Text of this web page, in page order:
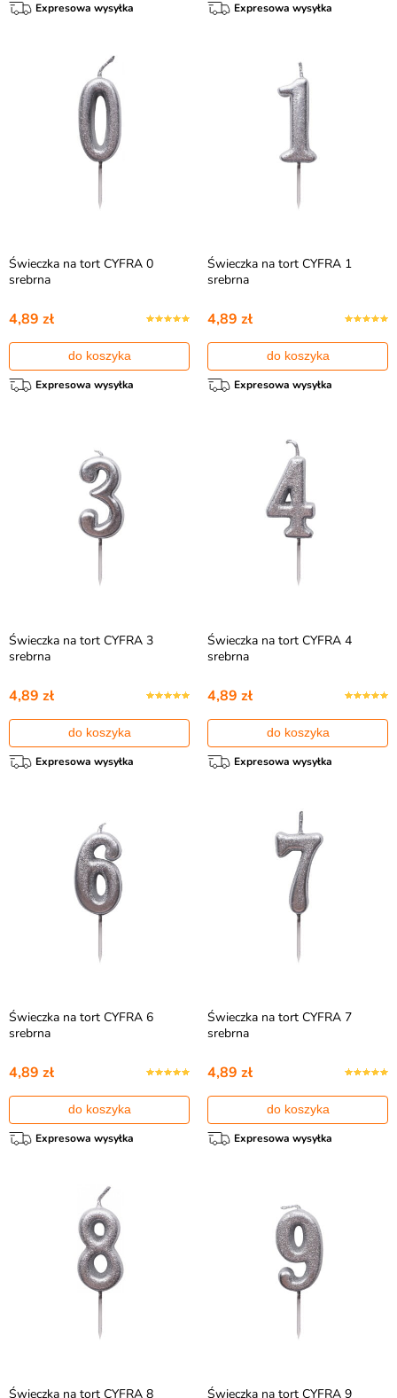
Expresowa wysyłka Expresowa wysyłka
Świeczka na tort CYFRA 0
srebrna
4,89 zł
do koszyka
Expresowa wysyłka
Świeczka na tort CYFRA 1
srebrna
4,89 zł
do koszyka
Expresowa wysyłka
Świeczka na tort CYFRA 3
srebrna
4,89 zł
do koszyka
Expresowa wysyłka
Świeczka na tort CYFRA 4
srebrna
4,89 zł
do koszyka
Expresowa wysyłka
Świeczka na tort CYFRA 6
srebrna
4,89 zł
do koszyka
Expresowa wysyłka
Świeczka na tort CYFRA 7
srebrna
4,89 zł
do koszyka
Expresowa wysyłka
Świeczka na tort CYFRA 8 Świeczka na tort CYFRA 9